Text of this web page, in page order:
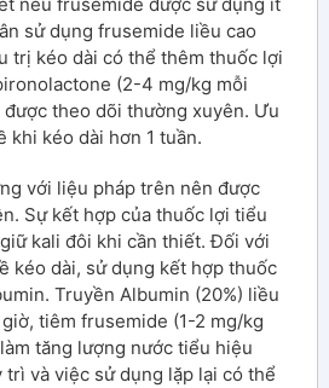
sử dụng frusemide liều cao
trị kéo dài có thể thêm thuốc lợi
(2-4 mg/kg mỗi
được theo dõi thường xuyên. Ưu
khi kéo dài hơn 1 tuần.
với liệu pháp trên nên được
Sự kết hợp của thuốc lợi tiểu
kali đôi khi cần thiết. Đối với
kéo dài, sử dụng kết hợp thuốc
Truyền Albumin (20%) liều
tiêm frusemide (1-2 mg/kg
tăng lượng nước tiểu hiệu
và việc sử dụng lặp lại có thể